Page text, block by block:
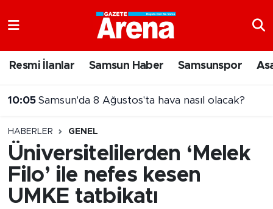
Resmi İlanlar Samsun Haber Samsunspor
10:05 Samsun'da 8 Ağustos'ta hava nasıl olacak?
09:58 gazetearena.com ekibi Mert Irmağı projesini sordu
HABERLER GENEL
Üniversitelilerden ‘Melek
Filo’ ile nefes kesen
UMKE tatbikatı
Samsun Namaz Vakitleri
Süper Lig Puan Durumu ve Fikstür
Tüm Manşetler